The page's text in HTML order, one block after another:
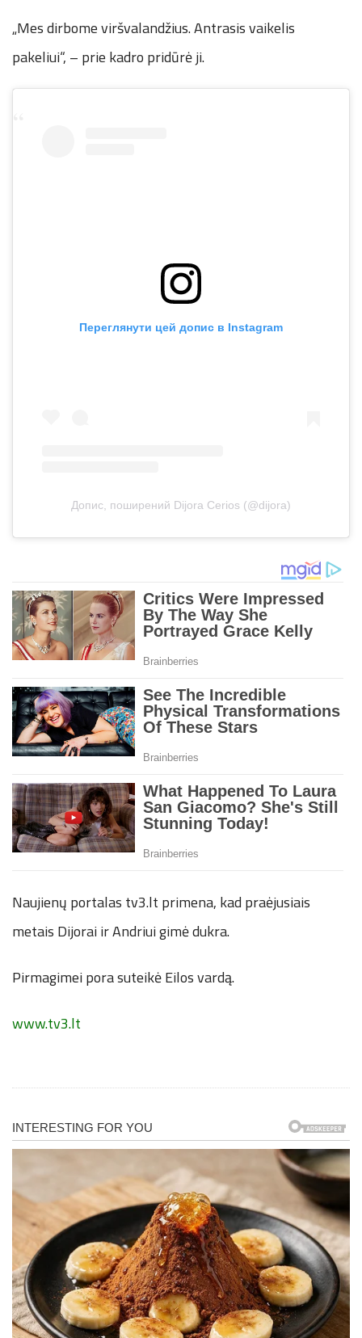
„Mes dirbome viršvalandžius. Antrasis vaikelis
pakeliui“, – prie kadro pridūrė ji.
Переглянути цей допис в Instagram
Допис, поширений Dijora Cerios (@dijora)
Naujienų portalas tv3.lt primena, kad praėjusiais
metais Dijorai ir Andriui gimė dukra.
Pirmagimei pora suteikė Eilos vardą.
www.tv3.lt